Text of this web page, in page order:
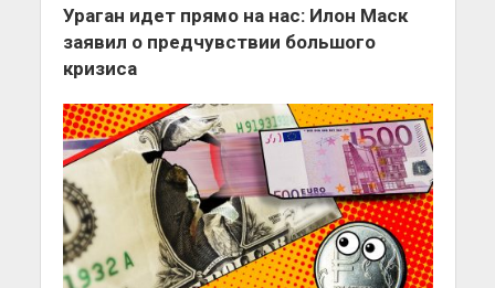
Ураган идет прямо на нас: Илон Маск
заявил о предчувствии большого
кризиса